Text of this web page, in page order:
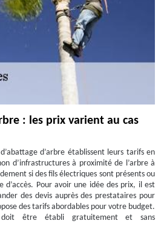
: les prix varient au cas
d’arbre établissent leurs tarifs en
d’infrastructures à proximité de l’arbre à
si des fils électriques sont présents ou
d’accès. Pour avoir une idée des prix, il est
des devis auprès des prestataires pour
des tarifs abordables pour votre budget.
doit être établi gratuitement et sans